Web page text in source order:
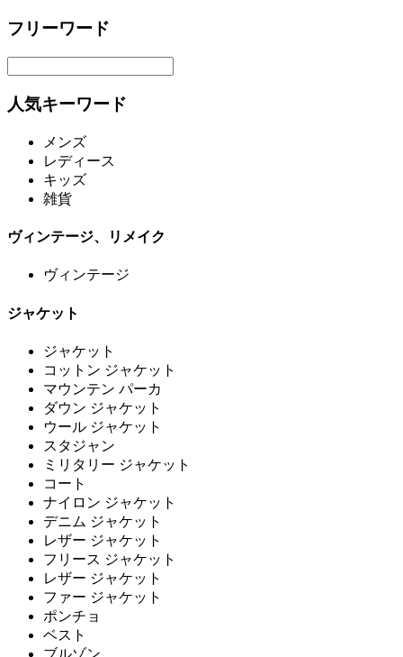
フリーワード
人気キーワード
メンズ
レディース
キッズ
雑貨
ヴィンテージ、リメイク
ヴィンテージ
ジャケット
ジャケット
コットン ジャケット
マウンテン パーカ
ダウン ジャケット
ウール ジャケット
スタジャン
ミリタリー ジャケット
コート
ナイロン ジャケット
デニム ジャケット
レザー ジャケット
フリース ジャケット
レザー ジャケット
ファー ジャケット
ポンチョ
ベスト
ブルゾン